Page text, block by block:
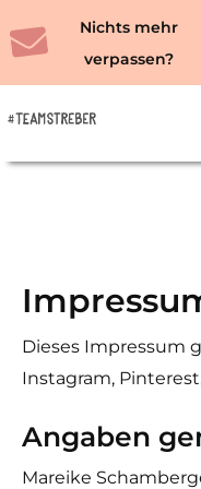
Inhalt
Nichts mehr
verpassen?
Dieses Impressum
Instagram,
Angaben
Mareike